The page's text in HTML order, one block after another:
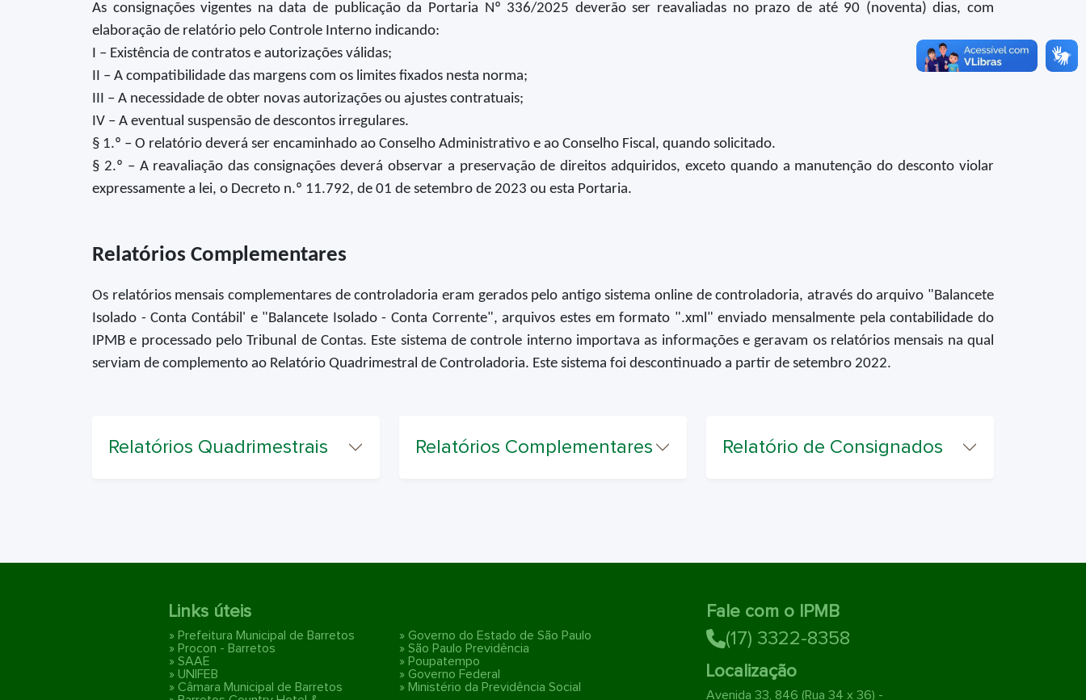
As consignações vigentes na data de publicação da Portaria Nº 336/2025 deverão ser reavaliadas no prazo de até 90 (noventa) dias, com
elaboração de relatório pelo Controle Interno indicando:
I – Existência de contratos e autorizações válidas;
II – A compatibilidade das margens com os limites fixados nesta norma;
III – A necessidade de obter novas autorizações ou ajustes contratuais;
IV – A eventual suspensão de descontos irregulares.
§ 1.º – O relatório deverá ser encaminhado ao Conselho Administrativo e ao Conselho Fiscal, quando solicitado.
§ 2.º – A reavaliação das consignações deverá observar a preservação de direitos adquiridos, exceto quando a manutenção do desconto violar
expressamente a lei, o Decreto n.º 11.792, de 01 de setembro de 2023 ou esta Portaria.
Relatórios Complementares
Os relatórios mensais complementares de controladoria eram gerados pelo antigo sistema online de controladoria, através do arquivo "Balancete
Isolado - Conta Contábil' e "Balancete Isolado - Conta Corrente", arquivos estes em formato ".xml" enviado mensalmente pela contabilidade do
IPMB e processado pelo Tribunal de Contas. Este sistema de controle interno importava as informações e geravam os relatórios mensais na qual
serviam de complemento ao Relatório Quadrimestral de Controladoria. Este sistema foi descontinuado a partir de setembro 2022.
Relatórios Quadrimestrais Relatórios Complementares Relatório de Consignados
Links úteis
» Prefeitura Municipal de Barretos
» Procon - Barretos
» SAAE
» UNIFEB
» Câmara Municipal de Barretos
» Governo do Estado de São Paulo
» São Paulo Previdência
» Poupatempo
» Governo Federal
» Ministério da Previdência Social
Fale com o IPMB
(17) 3322-8358
Localização
Avenida 33, 846 (Rua 34 x 36) -